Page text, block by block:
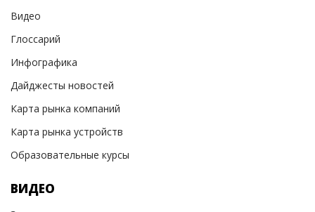
Видео
Глоссарий
Инфографика
Дайджесты новостей
Карта рынка компаний
Карта рынка устройств
Образовательные курсы
ВИДЕО